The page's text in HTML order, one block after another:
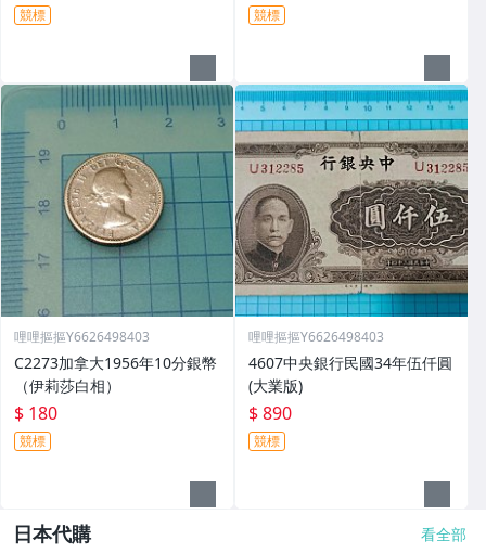
競標 競標
哩哩摳摳Y6626498403
C2273加拿大1956年10分銀幣
（伊莉莎白相）
$ 180
競標
哩哩摳摳Y6626498403
4607中央銀行民國34年伍仟圓
(大業版)
$ 890
競標
日本代購 看全部